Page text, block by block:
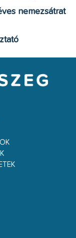
nemezsátrat